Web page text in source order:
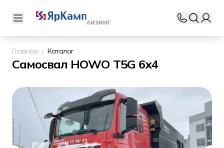
Главная Каталог
Самосвал HOWO Т5G 6х4